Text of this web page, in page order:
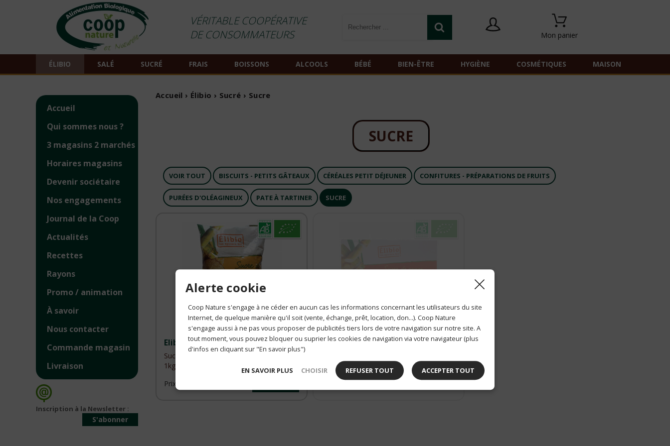
VÉRITABLE COOPÉRATIVE
DE CONSOMMATEURS
Mon panier
ÉLIBIO SALÉ SUCRÉ FRAIS BOISSONS ALCOOLS BÉBÉ BIEN-ÊTRE HYGIÈNE COSMÉTIQUES MAISON
Accueil › Élibio › Sucré › Sucre
SUCRE
VOIR TOUT BISCUITS - PETITS GÂTEAUX CÉRÉALES PETIT DÉJEUNER CONFITURES - PRÉPARATIONS DE FRUITS
PURÉES D'OLÉAGINEUX PATE À TARTINER SUCRE
Elibio
Sucre de Canne Blond en Poudre Bio
1kg
Prix public :
Elibio
Sucre De Canne Roux En Morceaux Bio
Prix public : 4.65 €
Hors
Accueil
Qui sommes nous ?
3 magasins 2 marchés
Horaires magasins
Devenir sociétaire
Nos engagements
Journal de la Coop
Actualités
Recettes
Rayons
Promo / animation
À savoir
Nous contacter
Commande magasin
Livraison
Inscription à la Newsletter :
S'abonner
Alerte cookie
Coop Nature s'engage à ne céder en aucun cas les informations concernant les utilisateurs du site
Internet, de quelque manière qu'il soit (vente, échange, prêt, location, don...). Coop Nature
s'engage aussi à ne pas vous proposer de publicités tiers lors de votre navigation sur notre site. A
tout moment, vous pouvez bloquer ou suprier les cookies de navigation via votre navigateur (plus
d'infos en cliquant sur "En savoir plus")
EN SAVOIR PLUS CHOISIR REFUSER TOUT ACCEPTER TOUT